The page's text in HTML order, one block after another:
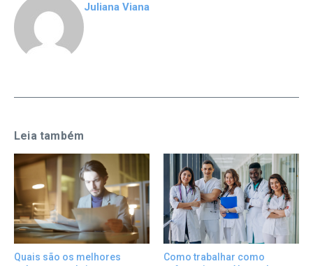
Juliana Viana
Leia também
Quais são os melhores
Como trabalhar como